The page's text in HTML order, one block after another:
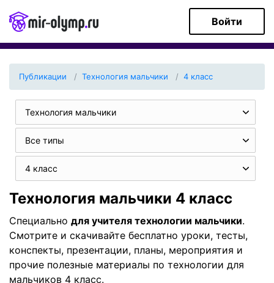
Войти
Публикации Технология мальчики 4 класс
Технология мальчики
Все типы
4 класс
Технология мальчики 4 класс
Специально для учителя технологии мальчики.
Смотрите и скачивайте бесплатно уроки, тесты,
конспекты, презентации, планы, мероприятия и
прочие полезные материалы по технологии для
мальчиков 4 класс.